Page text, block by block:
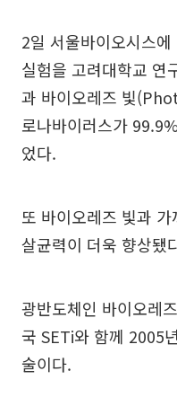
2일 서울바이오시스
실험을 고려대학교 연
과 바이오레즈 빛
로나바이러스가
었다.
또 바이오레즈 빛과
살균력이 더욱 향상됐
광반도체인 바이오레
국 SETi와 함께 2005
술이다.